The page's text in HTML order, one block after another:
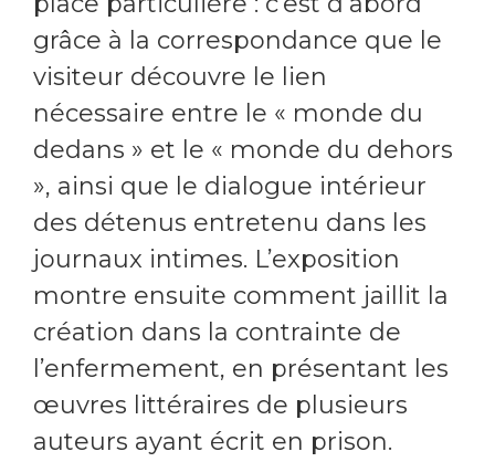
grâce à la correspondance que le
visiteur découvre le lien
nécessaire entre le « monde du
dedans » et le « monde du dehors
», ainsi que le dialogue intérieur
des détenus entretenu dans les
journaux intimes. L’exposition
montre ensuite comment jaillit la
création dans la contrainte de
l’enfermement, en présentant les
œuvres littéraires de plusieurs
auteurs ayant écrit en prison.